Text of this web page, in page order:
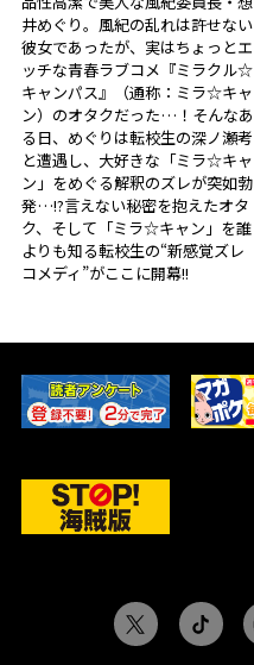
井めぐり。風紀の乱れは許せない
彼女であったが、実はちょっとエ
ッチな青春ラブコメ『ミラクル☆
キャンパス』（通称：ミラ☆キャ
ン）のオタクだった…！そんなあ
る日、めぐりは転校生の深ノ瀬考
と遭遇し、大好きな「ミラ☆キャ
ン」をめぐる解釈のズレが突如勃
発…!?言えない秘密を抱えたオタ
ク、そして「ミラ☆キャン」を誰
よりも知る転校生の“新感覚ズレ
コメディ”がここに開幕!!